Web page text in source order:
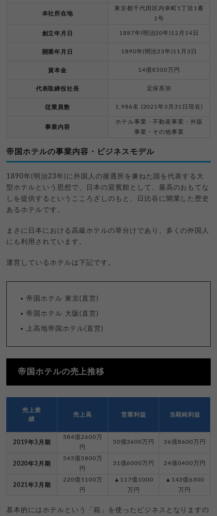
本社所在地
東京都千代田区内幸町1丁目1番
1号
創立年月日 1887年(明治20年)12月14日
開業年月日 1890年(明治23年)11月3日
資本金 14億8500万円
代表取締役社長 定保英弥
従業員数 1,986名 (2021年3月31日現在)
事業内容
ホテル事業・不動産事業・外販
事業・その他事業
帝国ホテルの事業内容・ビジネスモデル
1890年(明治23年)に外国人の接遇所を兼ねた国を代表する大
型ホテルという思想で、日本の迎賓館として、最高のおもてな
しを提供するというこころざしのもと、日比谷に開業した歴史
あるホテルです。
まさに日本における高級ホテルの草分けであり、多くの外国人
にも利用されています。
運営しているホテルは下記です。
帝国ホテル 東京(直営)
帝国ホテル 大阪(直営)
上高地帝国ホテル(直営)
帝国ホテルの売上推移
売上業
績
売上高 営業利益 当期純利益
2019年3月期
584億2600万
円
50億3600万円 36億8600万円
2020年3月期
545億5800万
円
31億6000万円 24億0400万円
2021年3月期
220億5100万
円
▲117億1000
万円
▲143億6300
万円
基本的にはホテルという「箱」を使ったビジネスとなりますの